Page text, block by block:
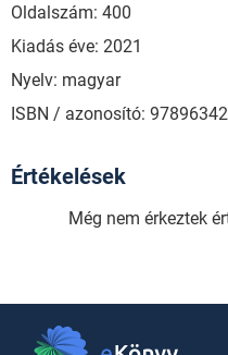
Oldalszám: 400
Kiadás éve: 2021
Nyelv: magyar
ISBN / azonosító:
Értékelések
Még nem érkeztek